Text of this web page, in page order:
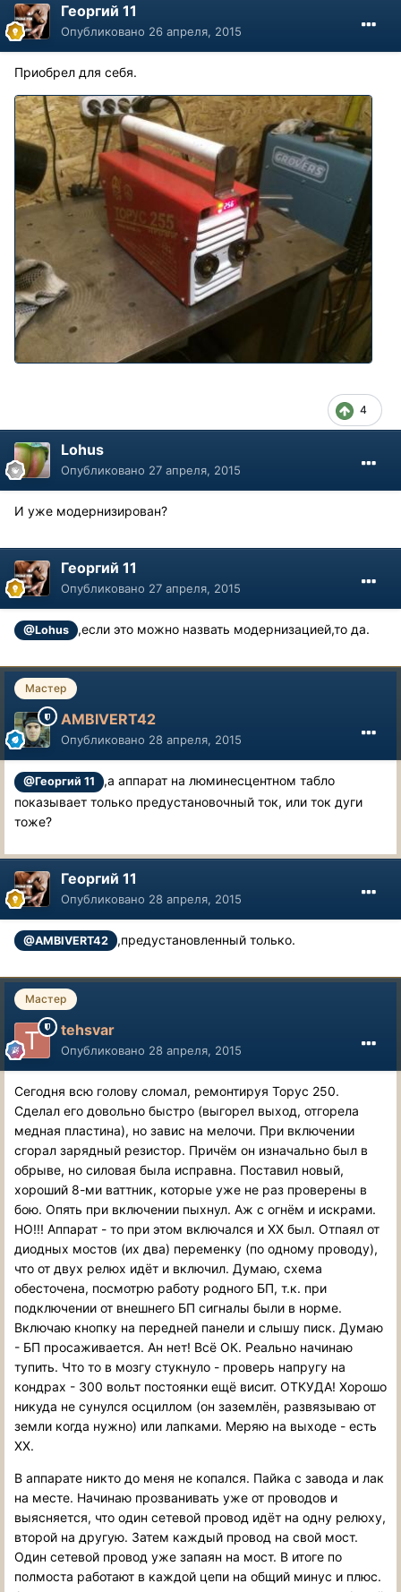
Георгий 11
Опубликовано 26 апреля, 2015
Приобрел для себя.
4
Lohus
Опубликовано 27 апреля, 2015
И уже модернизирован?
Георгий 11
Опубликовано 27 апреля, 2015
@Lohus ,если это можно назвать модернизацией,то да.
Мастер
AMBIVERT42
Опубликовано 28 апреля, 2015
@Георгий 11
,а аппарат на люминесцентном табло
показывает только предустановочный ток, или ток дуги
тоже?
Георгий 11
Опубликовано 28 апреля, 2015
@AMBIVERT42 ,предустановленный только.
Мастер
tehsvar
Опубликовано 28 апреля, 2015
Сегодня всю голову сломал, ремонтируя Торус 250.
Сделал его довольно быстро (выгорел выход, отгорела
медная пластина), но завис на мелочи. При включении
сгорал зарядный резистор. Причём он изначально был в
обрыве, но силовая была исправна. Поставил новый,
хороший 8-ми ваттник, которые уже не раз проверены в
бою. Опять при включении пыхнул. Аж с огнём и искрами.
НО!!! Аппарат - то при этом включался и ХХ был. Отпаял от
диодных мостов (их два) переменку (по одному проводу),
что от двух релюх идёт и включил. Думаю, схема
обесточена, посмотрю работу родного БП, т.к. при
подключении от внешнего БП сигналы были в норме.
Включаю кнопку на передней панели и слышу писк. Думаю
- БП просаживается. Ан нет! Всё ОК. Реально начинаю
тупить. Что то в мозгу стукнуло - проверь напругу на
кондрах - 300 вольт постоянки ещё висит. ОТКУДА! Хорошо
никуда не сунулся осциллом (он заземлён, развязываю от
земли когда нужно) или лапками. Меряю на выходе - есть
ХХ.
В аппарате никто до меня не копался. Пайка с завода и лак
на месте. Начинаю прозванивать уже от проводов и
выясняется, что один сетевой провод идёт на одну релюху,
второй на другую. Затем каждый провод на свой мост.
Один сетевой провод уже запаян на мост. В итоге по
полмоста работают в каждой цепи на общий минус и плюс.